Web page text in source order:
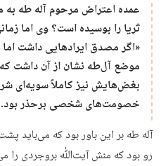
عمده اعتراض مرحوم آله طه
ثریا را بوسیده است؟ وی اما
«اگر مصدق ایرادهایی داشت
موضع آل‌طه نشان از آن داشت
بغض‌هایش نیز کاملاً سویه‌ای
خصومت‌های شخصی برحذر بود.
آله طه بر این باور بود که می‌باید
رو بود که منش آیت‌ﷲ بروجردی را